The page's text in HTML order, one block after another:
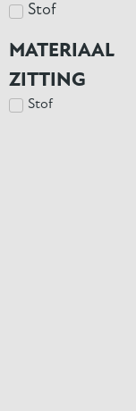
Stof
MATERIAAL
ZITTING
Stof